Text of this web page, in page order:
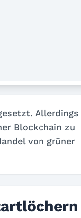
Allerdings
Blockchain zu
von grüner